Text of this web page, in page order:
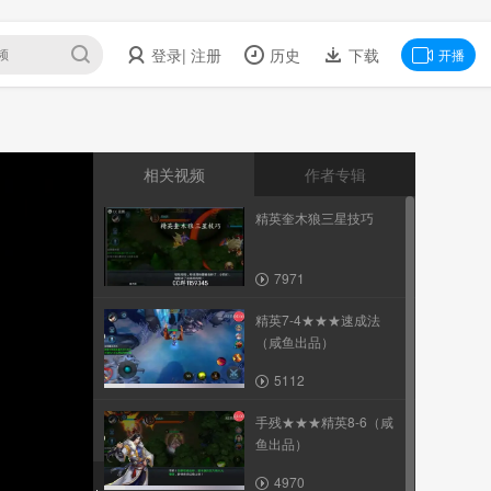
登录| 注册 历史 下载 开播
相关视频 作者专辑
精英奎木狼三星技巧
7971
精英7-4★★★速成法
（咸鱼出品）
5112
手残★★★精英8-6（咸
鱼出品）
4970